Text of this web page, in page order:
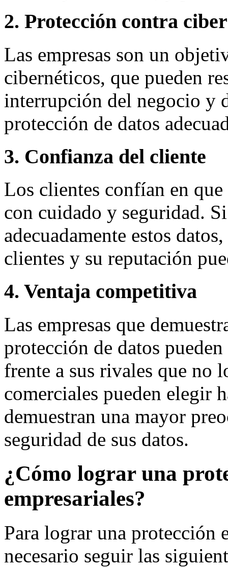
2. Protección contra
Las empresas son un
cibernéticos, que pueden
interrupción del negocio y
protección de datos
3. Confianza del cliente
Los clientes confían en que
con cuidado y seguridad.
adecuadamente estos
clientes y su reputación
4. Ventaja competitiva
Las empresas que
protección de datos
frente a sus rivales que no
comerciales pueden elegir
demuestran una mayor
seguridad de sus datos.
¿Cómo lograr una
empresariales?
Para lograr una protección
necesario seguir las